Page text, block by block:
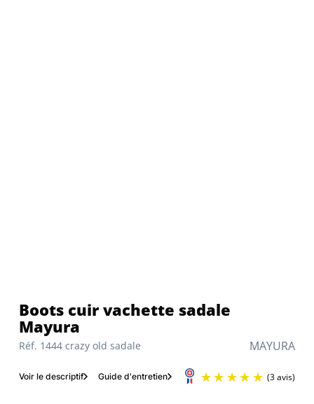
MAYURA
Réf. 1444 crazy old sadale
Boots cuir vachette sadale
Mayura
Voir le descriptif Guide d'entretien